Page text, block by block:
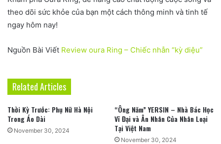
theo dõi sức khỏe của bạn một cách thông minh và tinh tế
ngay hôm nay!
Nguồn Bài Viết Review oura Ring – Chiếc nhẫn “kỳ diệu”
Related Articles
Thời Kỳ Trước: Phụ Nữ Hà Nội
Trong Áo Dài
November 30, 2024
“Ông Năm” YERSIN – Nhà Bác Học
Vĩ Đại và Ân Nhân Của Nhân Loại
Tại Việt Nam
November 30, 2024